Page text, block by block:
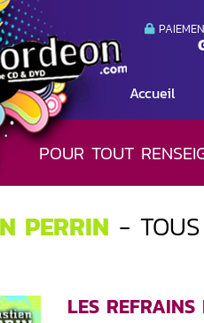
Accueil
POUR TOUT
PERRIN - TOUS
LES